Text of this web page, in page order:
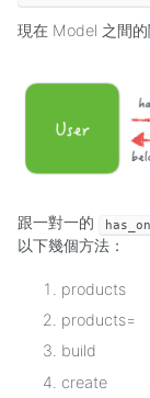
現在 Model 之間的
跟一對一的
以下幾個方法：
products
products=
build
create